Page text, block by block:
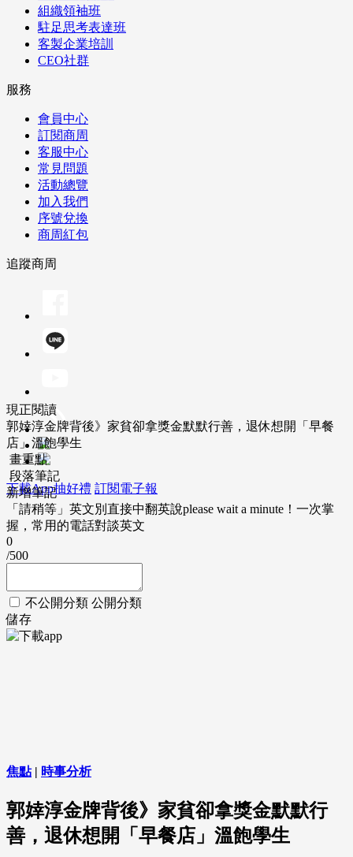
組織領袖班
駐足思考表達班
客製企業培訓
CEO社群
服務
會員中心
訂閱商周
客服中心
常見問題
活動總覽
加入我們
序號兌換
商周紅包
追蹤商周
下載App抽好禮 訂閱電子報
現正閱讀
郭婞淳金牌背後》家貧卻拿獎金默默行善，退休想開「早餐
店」溫飽學生
畫重點
段落筆記
新增筆記
「請稍等」英文別直接中翻英說please wait a minute！一次掌
握，常用的電話對談英文
0
/500
不公開分類 公開分類
儲存
焦點| 時事分析
郭婞淳金牌背後》家貧卻拿獎金默默行
善，退休想開「早餐店」溫飽學生